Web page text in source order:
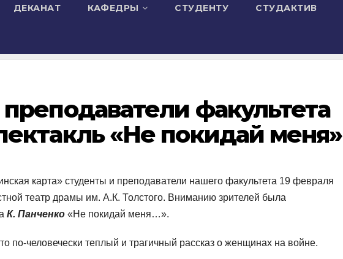
ДЕКАНАТ КАФЕДРЫ СТУДЕНТУ СТУДАКТИВ
факультета
«Не покидай меня»
карта» студенты и преподаватели нашего факультета 19 февраля
театр драмы им. А.К. Толстого. Вниманию зрителей была
К. Панченко «Не покидай меня…».
по-человечески теплый и трагичный рассказ о женщинах на войне.